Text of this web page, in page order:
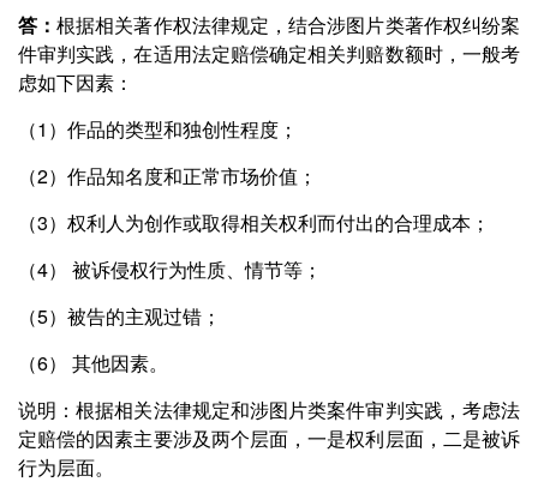
答：根据相关著作权法律规定，结合涉图片类著作权纠纷案
件审判实践，在适用法定赔偿确定相关判赔数额时，一般考
虑如下因素：
（1）作品的类型和独创性程度；
（2）作品知名度和正常市场价值；
（3）权利人为创作或取得相关权利而付出的合理成本；
（4） 被诉侵权行为性质、情节等；
（5）被告的主观过错；
（6） 其他因素。
说明：根据相关法律规定和涉图片类案件审判实践，考虑法
定赔偿的因素主要涉及两个层面，一是权利层面，二是被诉
行为层面。